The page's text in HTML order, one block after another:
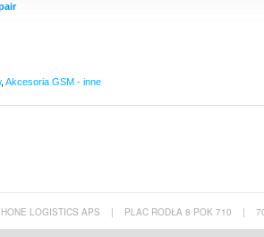
, Akcesoria GSM - inne
LOGISTICS APS | PLAC RODŁA 8 POK 710 |